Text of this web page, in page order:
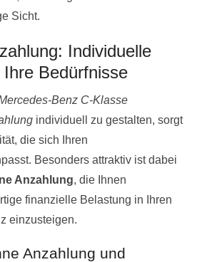
Sicht.
Individuelle
Bedürfnisse
Benz C-Klasse
individuell zu gestalten, sorgt
die sich Ihren
Besonders attraktiv ist dabei
Anzahlung, die Ihnen
finanzielle Belastung in Ihren
einzusteigen.
Anzahlung und